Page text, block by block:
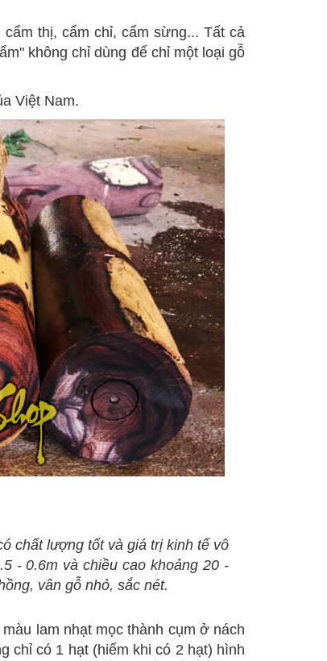
thị, cẩm chỉ, cẩm sừng... Tất cả
không chỉ dùng để chỉ một loại gỗ
Việt Nam.
chất lượng tốt và giá trị kinh tế vô
- 0.6m và chiều cao khoảng 20 -
vân gỗ nhỏ, sắc nét.
lam nhạt mọc thành cụm ở nách
chỉ có 1 hạt (hiếm khi có 2 hạt) hình